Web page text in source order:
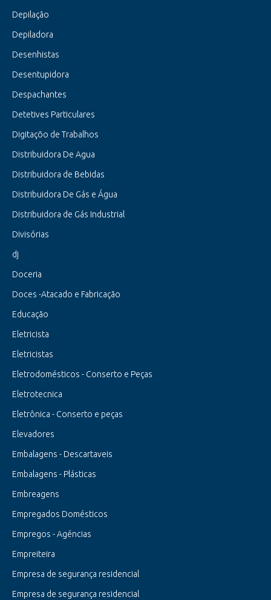
Depilação
Depiladora
Desenhistas
Desentupidora
Despachantes
Detetives Particulares
Digitaçõo de Trabalhos
Distribuidora De Agua
Distribuidora de Bebidas
Distribuidora De Gás e Água
Distribuidora de Gás Industrial
Divisórias
dj
Doceria
Doces -Atacado e Fabricação
Educação
Eletricista
Eletricistas
Eletrodomésticos - Conserto e Peças
Eletrotecnica
Eletrônica - Conserto e peças
Elevadores
Embalagens - Descartaveis
Embalagens - Plásticas
Embreagens
Empregados Domésticos
Empregos - Agéncias
Empreiteira
Empresa de segurança residencial
Empresa de segurança residencial